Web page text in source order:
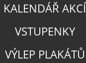
KALENDÁŘ AKCÍ
VSTUPENKY
VÝLEP PLAKÁTŮ